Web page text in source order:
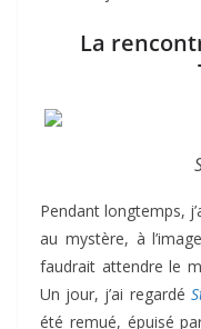
La
Pendant longtemps,
au mystère, à
faudrait attendre le
Un jour, j’ai regardé
été remué, épuisé